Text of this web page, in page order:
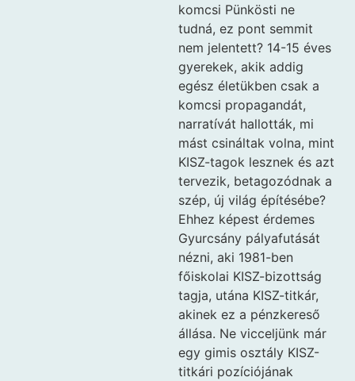
komcsi Pünkösti ne
tudná, ez pont semmit
nem jelentett? 14-15 éves
gyerekek, akik addig
egész életükben csak a
komcsi propagandát,
narratívát hallották, mi
mást csináltak volna, mint
KISZ-tagok lesznek és azt
tervezik, betagozódnak a
szép, új világ építésébe?
Ehhez képest érdemes
Gyurcsány pályafutását
nézni, aki 1981-ben
főiskolai KISZ-bizottság
tagja, utána KISZ-titkár,
akinek ez a pénzkereső
állása. Ne vicceljünk már
egy gimis osztály KISZ-
titkári pozíciójának